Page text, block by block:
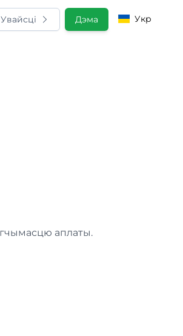
Увайсці Дэма Укр
аплаты.